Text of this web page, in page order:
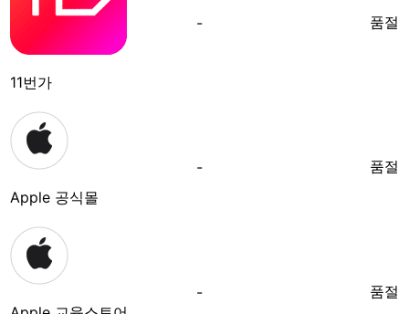
11번가
- 품절
Apple 공식몰
- 품절
- 품절